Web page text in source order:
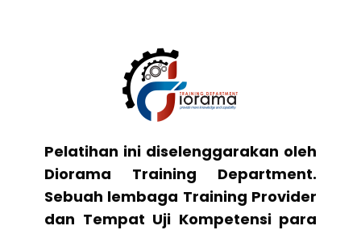
Pelatihan ini diselenggarakan oleh
Diorama Training Department.
Sebuah lembaga Training Provider
dan Tempat Uji Kompetensi para